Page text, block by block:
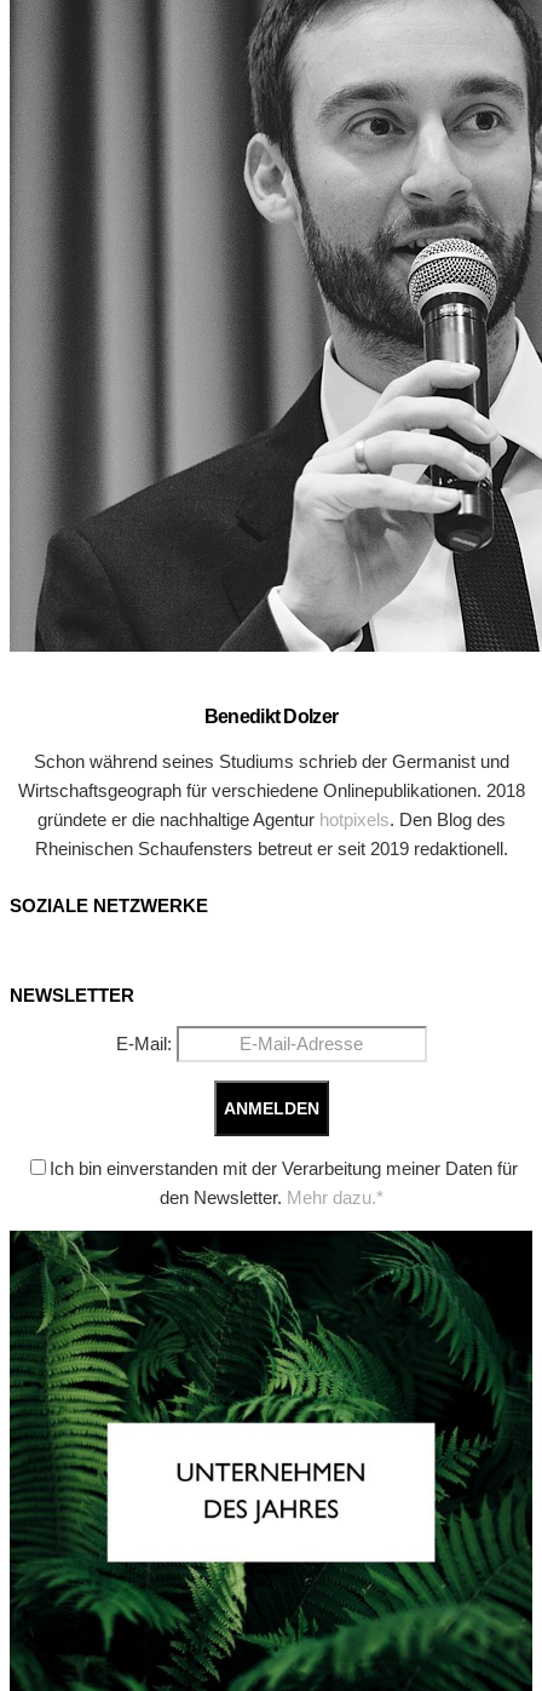
Benedikt Dolzer
Schon während seines Studiums schrieb der Germanist und
Wirtschaftsgeograph für verschiedene Onlinepublikationen. 2018
gründete er die nachhaltige Agentur hotpixels. Den Blog des
Rheinischen Schaufensters betreut er seit 2019 redaktionell.
SOZIALE NETZWERKE
NEWSLETTER
E-Mail:
Ich bin einverstanden mit der Verarbeitung meiner Daten für
den Newsletter. Mehr dazu.*